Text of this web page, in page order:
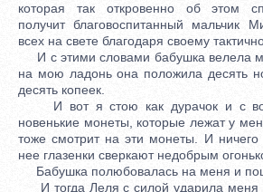
которая так откровенно об этом
получит благовоспитанный мальчик
всех на свете благодаря своему
И с этими словами бабушка велела
на мою ладонь она положила десять
десять копеек.
И вот я стою как дурачок и с
новенькие монеты, которые лежат у
тоже смотрит на эти монеты. И ничего
нее глазенки сверкают недобрым
Бабушка полюбовалась на меня и
И тогда Леля с силой ударила меня